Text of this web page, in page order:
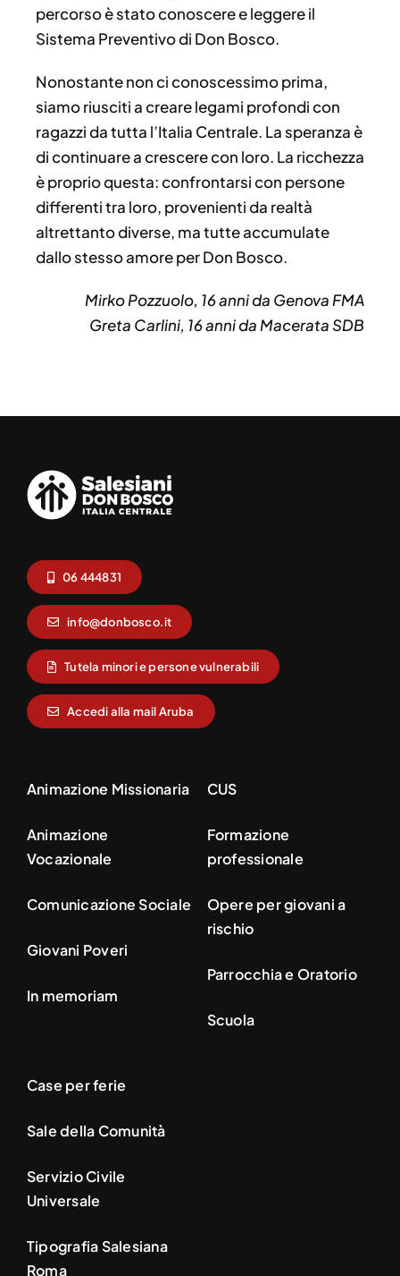
percorso è stato conoscere e leggere il
Sistema Preventivo di Don Bosco.
Nonostante non ci conoscessimo prima,
siamo riusciti a creare legami profondi con
ragazzi da tutta l’Italia Centrale. La speranza è
di continuare a crescere con loro. La ricchezza
è proprio questa: confrontarsi con persone
differenti tra loro, provenienti da realtà
altrettanto diverse, ma tutte accumulate
dallo stesso amore per Don Bosco.
Mirko Pozzuolo, 16 anni da Genova FMA
Greta Carlini, 16 anni da Macerata SDB
06 444831
info@donbosco.it
Tutela minori e persone vulnerabili
Accedi alla mail Aruba
Animazione Missionaria
Animazione
Vocazionale
Comunicazione Sociale
Giovani Poveri
In memoriam
CUS
Formazione
professionale
Opere per giovani a
rischio
Parrocchia e Oratorio
Scuola
Case per ferie
Sale della Comunità
Servizio Civile
Universale
Tipografia Salesiana
Roma